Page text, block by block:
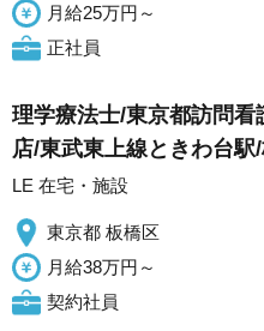
月給25万円～
正社員
理学療法士/東京都訪問
店/東武東上線ときわ台駅
LE 在宅・施設
東京都 板橋区
月給38万円～
契約社員